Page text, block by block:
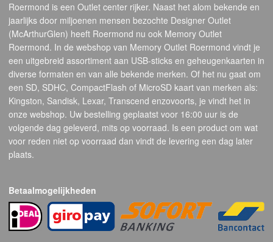
Roermond is een Outlet center rijker. Naast het alom bekende en
jaarlijks door miljoenen mensen bezochte Designer Outlet
(McArthurGlen) heeft Roermond nu ook Memory Outlet
Roermond. In de webshop van Memory Outlet Roermond vindt je
een uitgebreid assortiment aan USB-sticks en geheugenkaarten in
diverse formaten en van alle bekende merken. Of het nu gaat om
een SD, SDHC, CompactFlash of MicroSD kaart van merken als:
Kingston, Sandisk, Lexar, Transcend enzovoorts, je vindt het in
onze webshop. Uw bestelling geplaatst voor 16:00 uur is de
volgende dag geleverd, mits op voorraad. Is een product om wat
voor reden niet op voorraad dan vindt de levering een dag later
plaats.
Betaalmogelijkheden